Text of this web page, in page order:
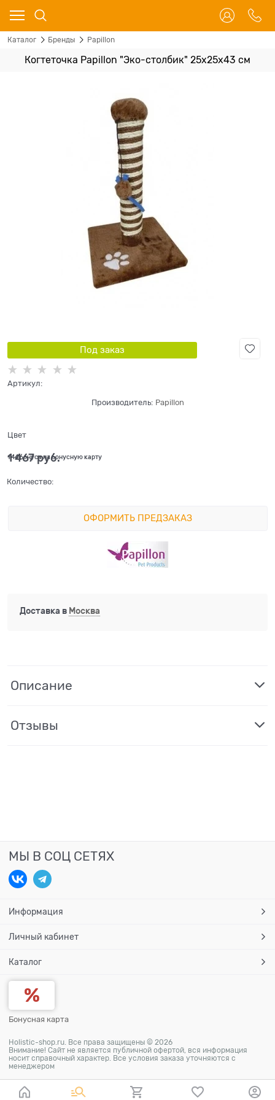
Каталог Бренды Papillon
Когтеточка Papillon "Эко-cтолбик" 25x25x43 см
Под заказ
Артикул:
Производитель: Papillon
Цвет
1 467 руб.
+44 бонуса на бонусную карту
Количество:
ОФОРМИТЬ ПРЕДЗАКАЗ
Доставка в Москва
Описание
Отзывы
МЫ В СОЦ СЕТЯХ
Информация
Личный кабинет
Каталог
Бонусная карта
Holistic-shop.ru. Все права защищены © 2026
Внимание! Сайт не является публичной офертой, вся информация
носит справочный характер. Все условия заказа уточняются с
менеджером